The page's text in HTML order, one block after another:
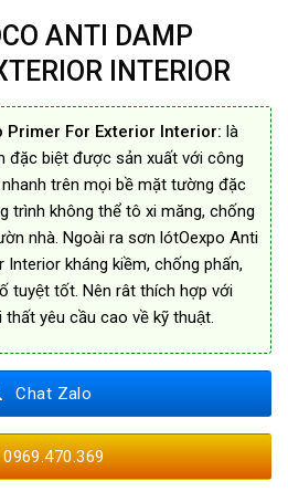
ANTI DAMP
INTERIOR
Primer For Exterior Interior: là
đặc biệt được sản xuất với công
trên mọi bề mặt tường đặc
trình không thể tô xi măng, chống
nhà. Ngoài ra sơn lótOexpo Anti
Interior kháng kiềm, chống phấn,
tuyệt tốt. Nên rât thích hợp với
yêu cầu cao về kỹ thuật.
Chat Zalo
0969.470.369